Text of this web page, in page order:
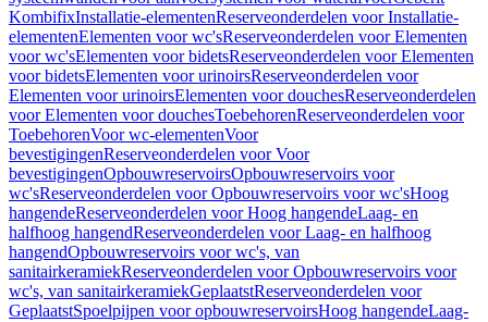
KombifixInstallatie-elementenReserveonderdelen voor Installatie-
elementenElementen voor wc'sReserveonderdelen voor Elementen
voor wc'sElementen voor bidetsReserveonderdelen voor Elementen
voor bidetsElementen voor urinoirsReserveonderdelen voor
Elementen voor urinoirsElementen voor douchesReserveonderdelen
voor Elementen voor douchesToebehorenReserveonderdelen voor
ToebehorenVoor wc-elementenVoor
bevestigingenReserveonderdelen voor Voor
bevestigingenOpbouwreservoirsOpbouwreservoirs voor
wc'sReserveonderdelen voor Opbouwreservoirs voor wc'sHoog
hangendeReserveonderdelen voor Hoog hangendeLaag- en
halfhoog hangendReserveonderdelen voor Laag- en halfhoog
hangendOpbouwreservoirs voor wc's, van
sanitairkeramiekReserveonderdelen voor Opbouwreservoirs voor
wc's, van sanitairkeramiekGeplaatstReserveonderdelen voor
GeplaatstSpoelpijpen voor opbouwreservoirsHoog hangendeLaag-